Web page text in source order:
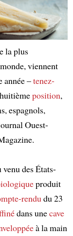
la plus
viennent
année –tenez-
position,
espagnols,
Ouest-
des États-
produit
rendudu 23
dans unecave
à la main